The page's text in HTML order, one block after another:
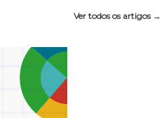
Ver todos os artigos →